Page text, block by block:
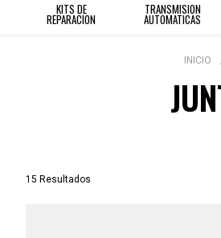
KITS DE
REPARACION
TRANSMISION
AUTOMATICAS
INICIO
15 Resultados